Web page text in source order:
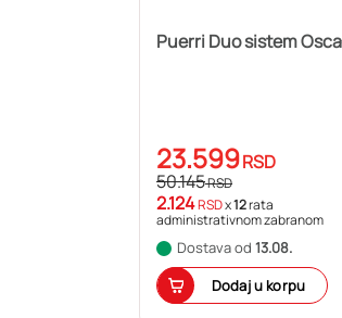
Puerri Duo sistem
23.599RSD
50.145RSD
2.124RSDx12rata
administrativnom zabranom
Dostava od 13.08.
Dodaj u korpu